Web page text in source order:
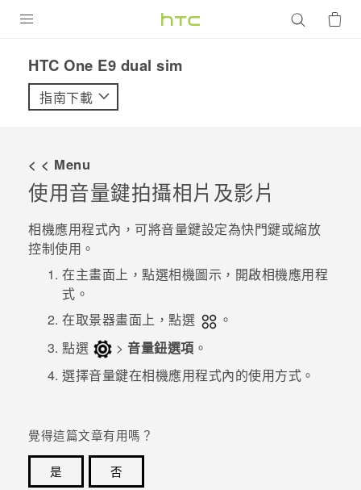
VIVE
配件
優惠專區
焦點訊息
校園專案
企業採購
銷售通路
支援服務
VIVELAND
HTC One E9 dual sim‎
指南下載
< < Menu
使用音量鍵拍攝相片及影片
相機應用程式內，可將音量鍵設定為快門鍵或縮放
控制使用。
在主畫面上，點選相機圖示，開啟相機應用程
式。
在取景器畫面上，點選
。
點選
> 音量鈕選項 。
選擇音量鍵在相機應用程式內的使用方式。
覺得這篇文章有用嗎？
是
否